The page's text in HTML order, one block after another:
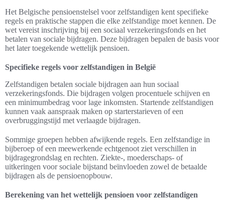
Het Belgische pensioenstelsel voor zelfstandigen kent specifieke
regels en praktische stappen die elke zelfstandige moet kennen. De
wet vereist inschrijving bij een sociaal verzekeringsfonds en het
betalen van sociale bijdragen. Deze bijdragen bepalen de basis voor
het later toegekende wettelijk pensioen.
Specifieke regels voor zelfstandigen in België
Zelfstandigen betalen sociale bijdragen aan hun sociaal
verzekeringsfonds. Die bijdragen volgen procentuele schijven en
een minimumbedrag voor lage inkomsten. Startende zelfstandigen
kunnen vaak aanspraak maken op starterstarieven of een
overbruggingstijd met verlaagde bijdragen.
Sommige groepen hebben afwijkende regels. Een zelfstandige in
bijberoep of een meewerkende echtgenoot ziet verschillen in
bijdragegrondslag en rechten. Ziekte-, moederschaps- of
uitkeringen voor sociale bijstand beïnvloeden zowel de betaalde
bijdragen als de pensioenopbouw.
Berekening van het wettelijk pensioen voor zelfstandigen